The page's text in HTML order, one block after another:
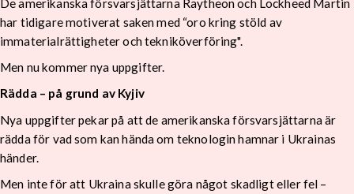
De amerikanska försvarsjättarna Raytheon och Lockheed Martin
har tidigare motiverat saken med “oro kring stöld av
immaterialrättigheter och tekniköverföring".
Men nu kommer nya uppgifter.
Rädda – på grund av Kyjiv
Nya uppgifter pekar på att de amerikanska försvarsjättarna är
rädda för vad som kan hända om teknologin hamnar i Ukrainas
händer.
Men inte för att Ukraina skulle göra något skadligt eller fel –